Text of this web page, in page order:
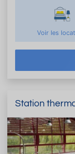
Voir les
Station